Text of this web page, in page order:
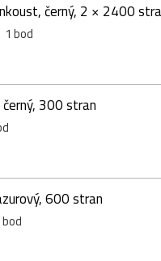
černý, 2 × 2400
1 bod
300 stran
600 stran
bod